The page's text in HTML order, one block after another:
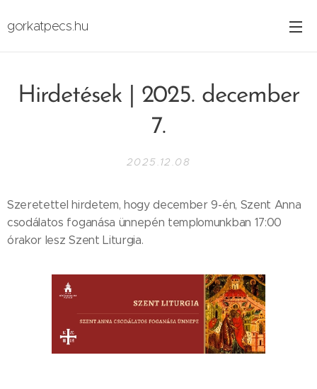
gorkatpecs.hu
Hirdetések | 2025. december
7.
2025.12.08
Szeretettel hirdetem, hogy december 9-én, Szent Anna
csodálatos foganása ünnepén templomunkban 17:00
órakor lesz Szent Liturgia.